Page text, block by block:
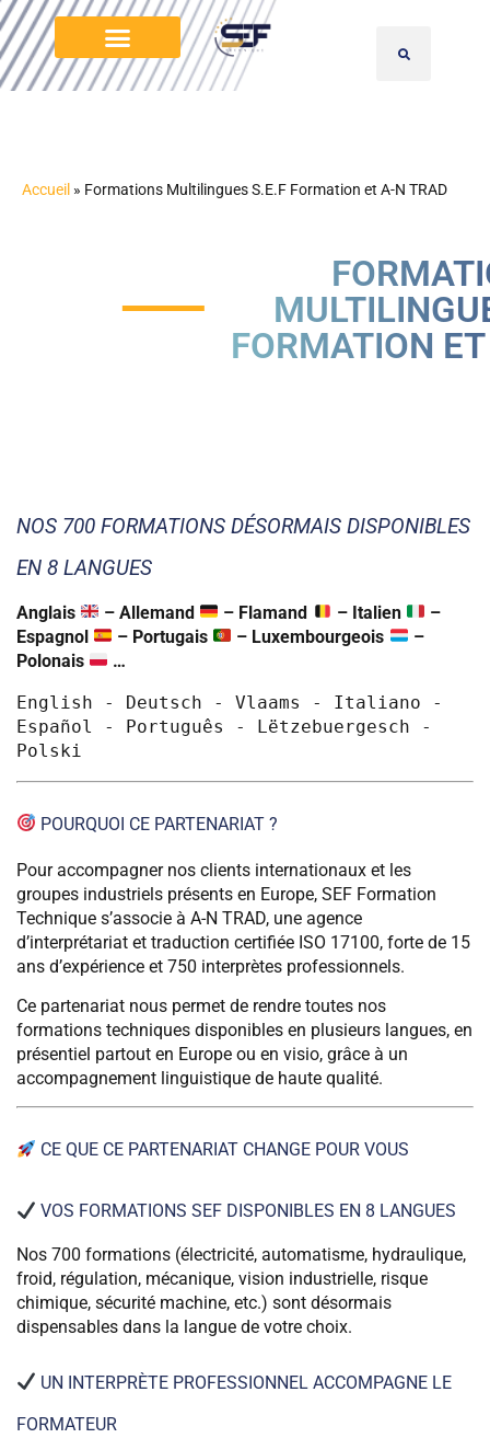
Accueil » Formations Multilingues S.E.F Formation et A-N TRAD
FORMATION
NOS 700 FORMATIONS DÉSORMAIS DISPONIBLES
EN 8 LANGUES
Anglais – Allemand – Flamand – Italien
–
Espagnol
– Portugais – Luxembourgeois
–
Polonais
…
English - Deutsch - Vlaams -
Español - Português - L
Polski
POURQUOI CE PARTENARIAT ?
Pour accompagner nos clients internationaux et les
groupes industriels présents en Europe, SEF Formation
Technique s’associe à A-N TRAD, une agence
d’interprétariat et traduction certifiée ISO 17100, forte de 15
ans d’expérience et 750 interprètes professionnels.
Ce partenariat nous permet de rendre toutes nos
formations techniques disponibles en plusieurs langues, en
présentiel partout en Europe ou en visio, grâce à un
accompagnement linguistique de haute qualité.
CE QUE CE PARTENARIAT CHANGE POUR VOUS
VOS FORMATIONS SEF DISPONIBLES EN 8 LANGUES
Nos 700 formations (électricité, automatisme, hydraulique,
froid, régulation, mécanique, vision industrielle, risque
chimique, sécurité machine, etc.) sont désormais
dispensables dans la langue de votre choix.
UN INTERPRÈTE PROFESSIONNEL ACCOMPAGNE LE
FORMATEUR